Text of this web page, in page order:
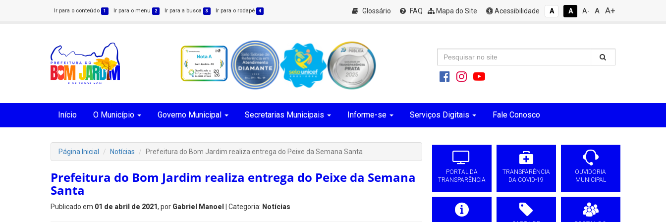
Ir para o conteúdo 1 Ir para o menu 2 Ir para a busca 3 Ir para o rodapé 4 Glossário FAQ Mapa do Site Acessibilidade A A A- A A+
Início O Município Governo Municipal Secretarias Municipais Informe-se Serviços Digitais Fale Conosco
Página Inicial Notícias Prefeitura do Bom Jardim realiza entrega do Peixe da Semana Santa
Prefeitura do Bom Jardim realiza entrega do Peixe da Semana
Santa
Publicado em 01 de abril de 2021, por Gabriel Manoel | Categoria: Notícias
PORTAL DA
TRANSPARÊNCIA
TRANSPARÊNCIA
DA COVID-19
OUVIDORIA
MUNICIPAL